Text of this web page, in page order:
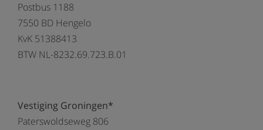
Postbus 1188
7550 BD Hengelo
KvK 51388413
BTW NL-8232.69.723.B.01
Vestiging Groningen*
Paterswoldseweg 806